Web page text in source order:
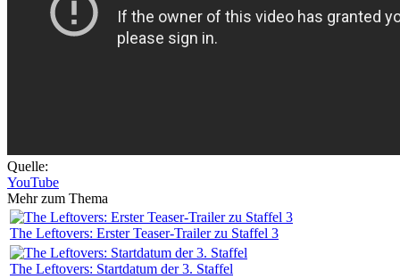
Quelle:
YouTube
Mehr zum Thema
The Leftovers: Erster Teaser-Trailer zu Staffel 3
The Leftovers: Startdatum der 3. Staffel